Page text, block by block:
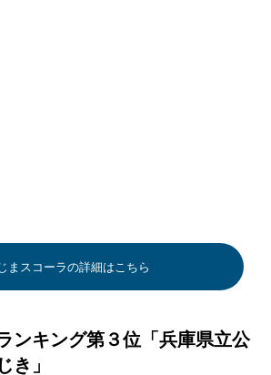
まスコーラの詳細はこちら
ンキング第３位「兵庫県立公
き」